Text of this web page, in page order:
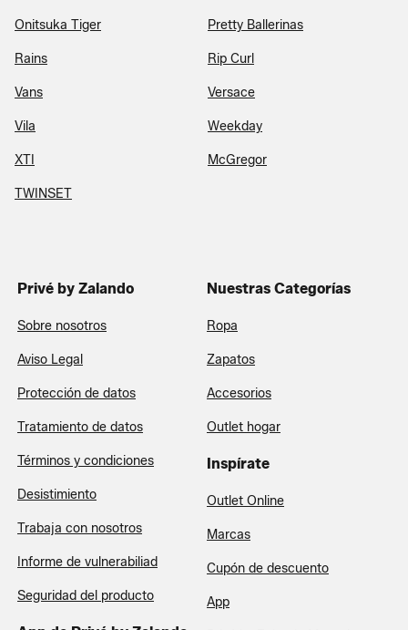
Onitsuka Tiger Pretty Ballerinas
Rains Rip Curl
Vans Versace
Vila Weekday
XTI McGregor
TWINSET
Privé by Zalando
Sobre nosotros
Aviso Legal
Protección de datos
Tratamiento de datos
Términos y condiciones
Desistimiento
Trabaja con nosotros
Informe de vulnerabiliad
Seguridad del producto
Nuestras Categorías
Ropa
Zapatos
Accesorios
Outlet hogar
Inspírate
Outlet Online
Marcas
Cupón de descuento
App